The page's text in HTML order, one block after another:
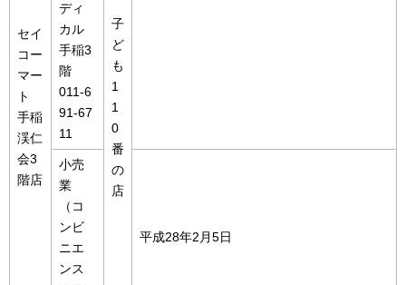
セイ
コー
マー
ト
手稲
渓仁
会3
階店
ディ
カル
手稲3
階
011-6
91-67
11
子
ど
も
1
1
0
番
の
店
小売
業
（コ
ンビ
ニエ
ンス
平成28年2月5日